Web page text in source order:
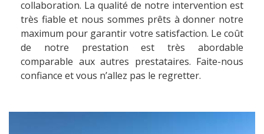
collaboration. La qualité de notre intervention est
très fiable et nous sommes prêts à donner notre
maximum pour garantir votre satisfaction. Le coût
de notre prestation est très abordable
comparable aux autres prestataires. Faite-nous
confiance et vous n’allez pas le regretter.